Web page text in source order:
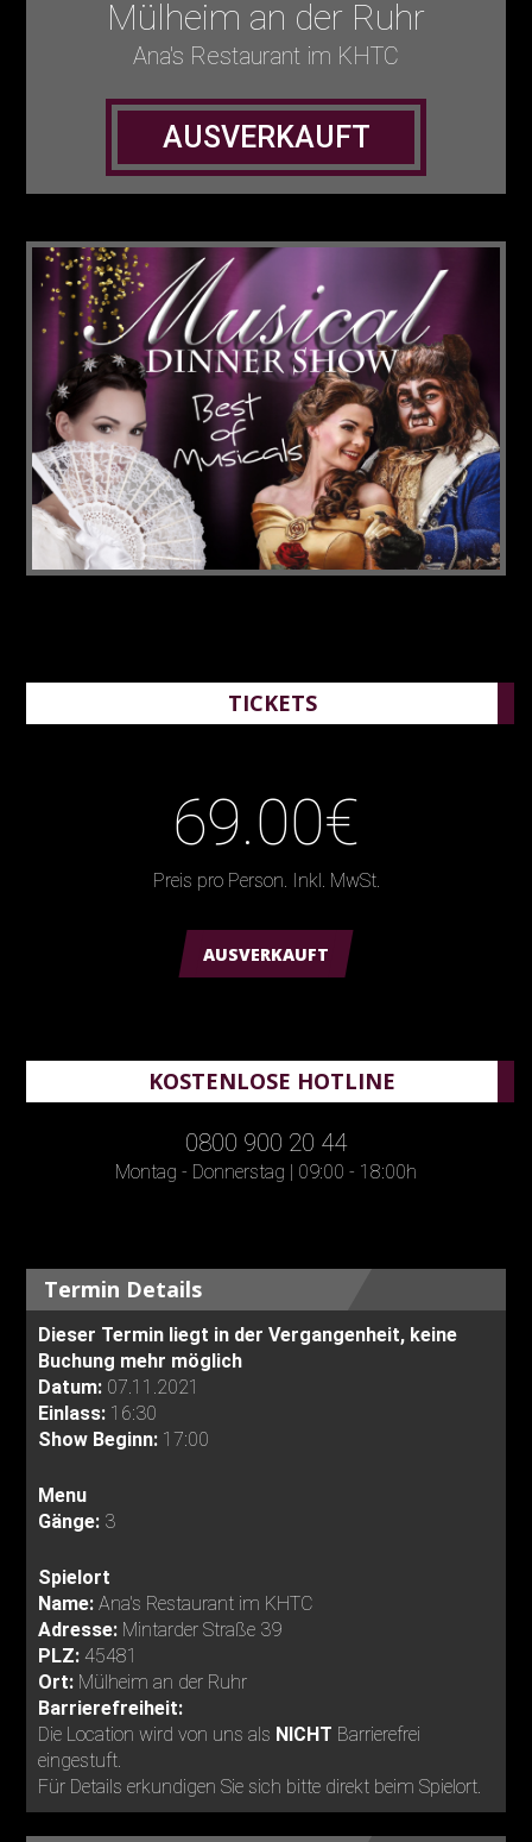
Mülheim an der Ruhr
Ana's Restaurant im KHTC
AUSVERKAUFT
TICKETS
69.00€
Preis pro Person. Inkl. MwSt.
AUSVERKAUFT
KOSTENLOSE HOTLINE
0800 900 20 44
Montag - Donnerstag | 09:00 - 18:00h
Termin Details
Dieser Termin liegt in der Vergangenheit, keine
Buchung mehr möglich
Datum: 07.11.2021
Einlass: 16:30
Show Beginn: 17:00
Menu
Gänge: 3
Spielort
Name:Ana's Restaurant im KHTC
Adresse: Mintarder Straße 39
PLZ: 45481
Ort: Mülheim an der Ruhr
Barrierefreiheit:
Die Location wird von uns als NICHT Barrierefrei
eingestuft.
Für Details erkundigen Sie sich bitte direkt beim Spielort.